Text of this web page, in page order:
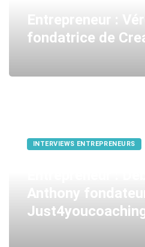
Entrepreneur :
fondatrice de
INTERVIEWS ENTREPRENEURS
Anthony